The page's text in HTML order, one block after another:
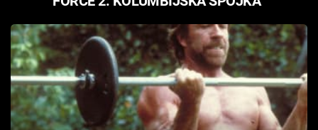
Seriály
Hry
Cool Esport